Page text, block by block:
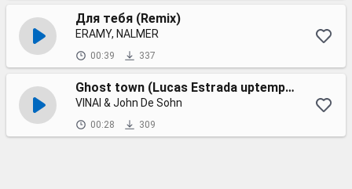
Для тебя (Remix)
ERAMY, NALMER
00:39 337
Ghost town (Lucas Estrada uptempo remix)
VINAI & John De Sohn
00:28 309